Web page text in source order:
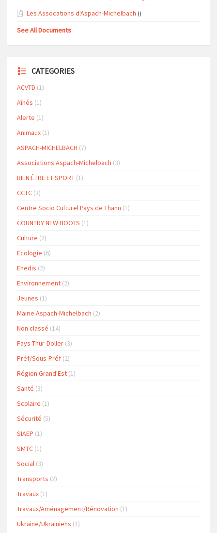
Les Assocations d'Aspach-Michelbach ()
See All Documents
CATEGORIES
ACVTD (1)
Aînés (1)
Alerte (1)
Animaux (1)
ASPACH-MICHELBACH (7)
Associations Aspach-Michelbach (3)
BIEN ÊTRE ET SPORT (1)
CCTC (3)
Centre Socio Culturel Pays de Thann (1)
COUNTRY NEW BOOTS (1)
Culture (2)
Ecologie (6)
Enedis (2)
Environnement (2)
Jeunes (1)
Mairie Aspach-Michelbach (2)
Non classé (14)
Pays Thur-Doller (3)
Préf/Sous-Préf (2)
Région Grand'Est (1)
Santé (3)
Scolaire (1)
Sécurité (5)
SIAEP (1)
SMTC (1)
Social (3)
Transports (2)
Travaux (1)
Travaux/Aménagement/Rénovation (1)
Ukraine/Ukrainiens (1)